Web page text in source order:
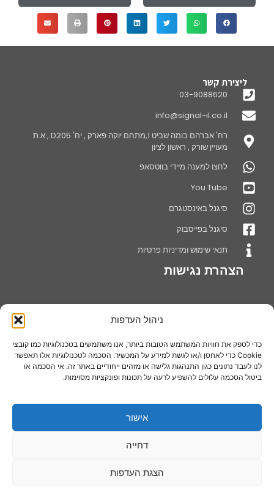
ניהול העדפות
כדי לספק את חוויות המשתמש הטובות ביותר, אנו משתמשים בטכנולוגיות כמו קובצי
Cookie כדי לאחסן ו/או לגשת למידע על המכשיר. הסכמה לטכנולוגיות אלו תאפשר
לנו לעבד נתונים כגון התנהגות גלישה או מזהים ייחודיים באתר זה. אי הסכמה או
ביטול הסכמה עלולים להשפיע לרעה על תכונות ופונקציות מסוימות.
אישור
דחייה
הצגת העדפות
ליצירת קשר
03-9088620
info@signal-il.co.il
רח' אברהם בומה שביט 1,מתחם יוקה פארק , יח' D205 , א.ת
מעויין שורק , ראשון לציון
לחצו למענה מיידי בווטסאפ
You Tube
סיגנל באינסטגרם
סיגנל בפייסבוק
תנאי שימוש ומדיניות פרטיות
הצהרת נגישות
נואמים,סטנדים לתצוגה ומערכות ושיטות מתקדמות בתחום השילוט
והתצוגה, החברה מתמחה בתחומי שילוט חדשניים, תוך שימת דגש על
איכות המוצרים ועל מתן שירות מקצועי ואמין ללקוחותיה.